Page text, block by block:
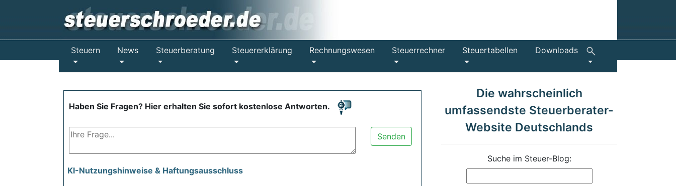
Steuern News Steuerberatung Steuererklärung Rechnungswesen Steuerrechner Steuertabellen Downloads
Haben Sie Fragen? Hier erhalten Sie sofort kostenlose Antworten.
Senden
KI-Nutzungshinweise & Haftungsausschluss
Die wahrscheinlich
umfassendste Steuerberater-
Website Deutschlands
Suche im Steuer-Blog: